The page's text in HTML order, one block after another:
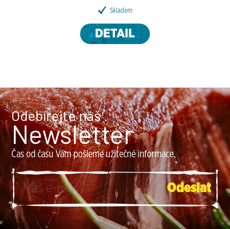
Skladem
DETAIL
Odebírejte náš
Newsletter
Čas od času Vám pošleme užitečné informace.